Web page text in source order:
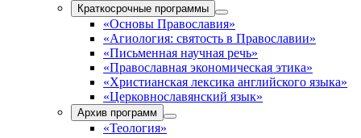
Краткосрочные программы
«Основы Православия»
«Агиология: святость в Православии»
«Письменная научная речь»
«Православная экономическая этика»
«Христианская лексика английского языка»
«Церковнославянский язык»
Архив программ
«Теология»